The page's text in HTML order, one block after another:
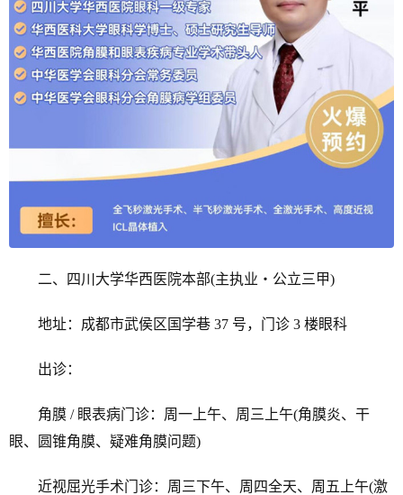
二、四川大学华西医院本部(主执业・公立三甲)
地址：成都市武侯区国学巷 37 号，门诊 3 楼眼科
出诊：
角膜 / 眼表病门诊：周一上午、周三上午(角膜炎、干
眼、圆锥角膜、疑难角膜问题)
近视屈光手术门诊：周三下午、周四全天、周五上午(激